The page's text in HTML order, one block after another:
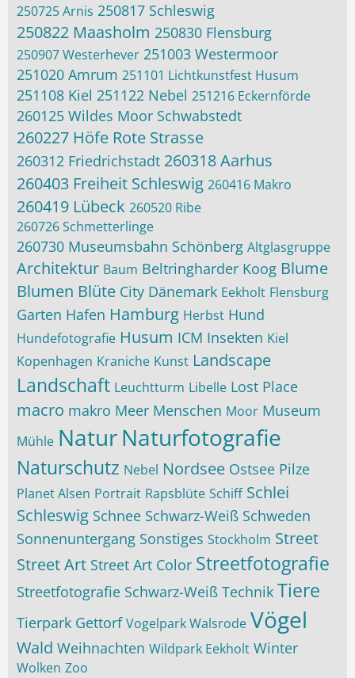
250725 Arnis 250817 Schleswig
250822 Maasholm 250830 Flensburg
250907 Westerhever 251003 Westermoor
251020 Amrum 251101 Lichtkunstfest Husum
251108 Kiel 251122 Nebel 251216 Eckernförde
260125 Wildes Moor Schwabstedt
260227 Höfe Rote Strasse
260312 Friedrichstadt 260318 Aarhus
260403 Freiheit Schleswig 260416 Makro
260419 Lübeck 260520 Ribe
260726 Schmetterlinge
260730 Museumsbahn Schönberg Altglasgruppe
Architektur Baum Beltringharder Koog Blume
Blumen Blüte City Dänemark Eekholt Flensburg
Garten Hafen Hamburg Herbst Hund
Hundefotografie Husum ICM Insekten Kiel
Kopenhagen Kraniche Kunst Landscape
Landschaft Leuchtturm Libelle Lost Place
macro makro Meer Menschen Moor Museum
Mühle NaturNaturfotografie
Naturschutz Nebel Nordsee Ostsee Pilze
Planet Alsen Portrait Rapsblüte Schiff Schlei
Schleswig Schnee Schwarz-Weiß Schweden
Sonnenuntergang Sonstiges Stockholm Street
Street Art Street Art Color Streetfotografie
Streetfotografie Schwarz-Weiß Technik Tiere
Tierpark Gettorf Vogelpark Walsrode Vögel
Wald Weihnachten Wildpark Eekholt Winter
Wolken Zoo